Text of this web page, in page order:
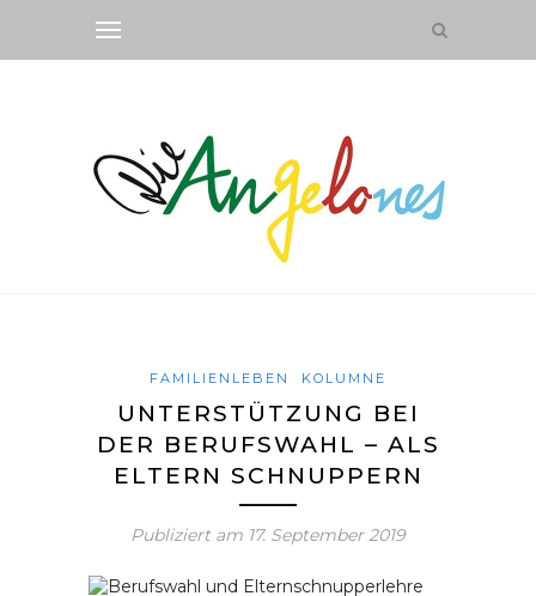
FAMILIENLEBEN KOLUMNE
UNTERSTÜTZUNG BEI
DER BERUFSWAHL – ALS
ELTERN SCHNUPPERN
Publiziert am 17. September 2019